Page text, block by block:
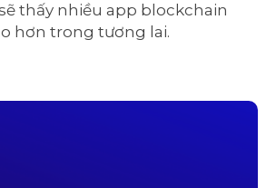
thấy nhiều app blockchain
hơn trong tương lai.